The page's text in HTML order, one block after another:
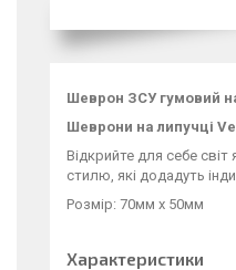
Шеврон ЗСУ гумовий
Шеврони на липучці
Відкрийте для себе
стилю, які додадуть
Розмір: 70мм х 50мм
Характеристики